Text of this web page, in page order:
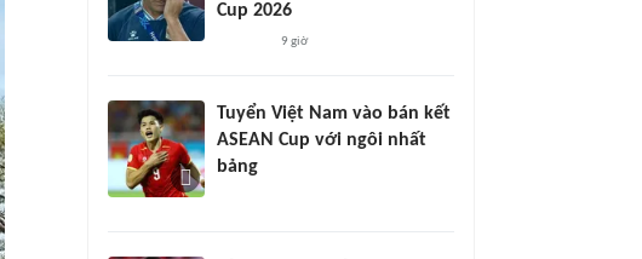
Cup 2026
9 giờ
Tuyển Việt Nam vào bán kết
ASEAN Cup với ngôi nhất
bảng